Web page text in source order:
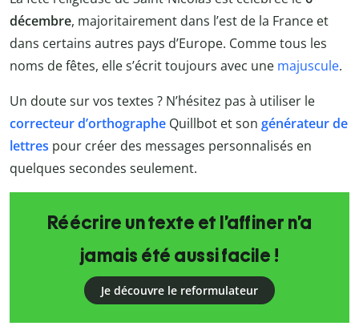
décembre, majoritairement dans l’est de la France et
dans certains autres pays d’Europe. Comme tous les
noms de fêtes, elle s’écrit toujours avec une majuscule.
Un doute sur vos textes ? N’hésitez pas à utiliser le
correcteur d’orthographe Quillbot et son générateur de
lettres pour créer des messages personnalisés en
quelques secondes seulement.
Réécrire un texte et l’affiner n’a
jamais été aussi facile !
Je découvre le reformulateur